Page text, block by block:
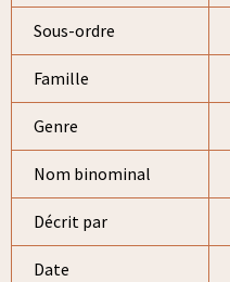
Sous-ordre
Famille
Genre
Nom binominal
Décrit par
Date